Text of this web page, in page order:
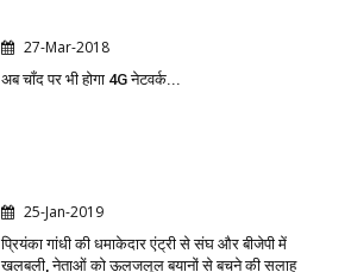
27-Mar-2018
अब चाँद पर भी होगा 4G नेटवर्क...
25-Jan-2019
प्रियंका गांधी की धमाकेदार एंट्री से संघ और बीजेपी में
खलबली, नेताओं को ऊलजलूल बयानों से बचने की सलाह